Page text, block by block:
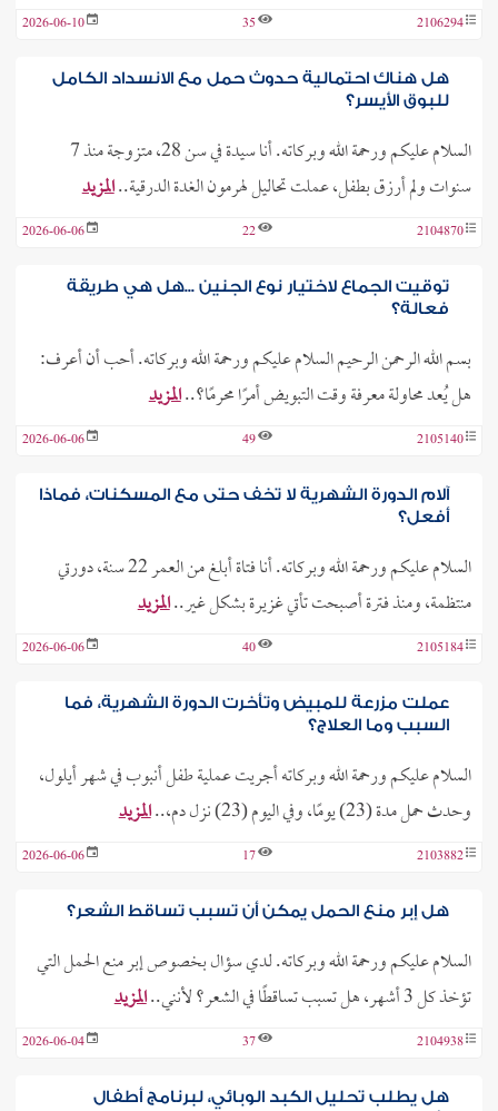
2106294
35
2026-06-10
هل هناك احتمالية حدوث حمل مع الانسداد الكامل
للبوق الأيسر؟
السلام عليكم ورحمة الله وبركاته. أنا سيدة في سن 28، متزوجة منذ 7
سنوات ولم أرزق بطفل، عملت تحاليل لهرمون الغدة الدرقية..المزيد
2104870
22
2026-06-06
توقيت الجماع لاختيار نوع الجنين ...هل هي طريقة
فعالة؟
بسم الله الرحمن الرحيم السلام عليكم ورحمة الله وبركاته. أحب أن أعرف:
هل يُعد محاولة معرفة وقت التبويض أمرًا محرمًا؟..المزيد
2105140
49
2026-06-06
آلام الدورة الشهرية لا تخف حتى مع المسكنات، فماذا
أفعل؟
السلام عليكم ورحمة الله وبركاته. أنا فتاة أبلغ من العمر 22 سنة، دورتي
منتظمة، ومنذ فترة أصبحت تأتي غزيرة بشكل غير..المزيد
2105184
40
2026-06-06
عملت مزرعة للمبيض وتأخرت الدورة الشهرية، فما
السبب وما العلاج؟
السلام عليكم ورحمة الله وبركاته أجريت عملية طفل أنبوب في شهر أيلول،
وحدث حمل مدة (23) يومًا، وفي اليوم (23) نزل دم،..
المزيد
2103882
17
2026-06-06
هل إبر منع الحمل يمكن أن تسبب تساقط الشعر؟
السلام عليكم ورحمة الله وبركاته. لدي سؤال بخصوص إبر منع الحمل التي
تؤخذ كل 3 أشهر، هل تسبب تساقطًا في الشعر؟ لأنني..
المزيد
2104938
37
2026-06-04
هل يطلب تحليل الكبد الوبائي، لبرنامج أطفال